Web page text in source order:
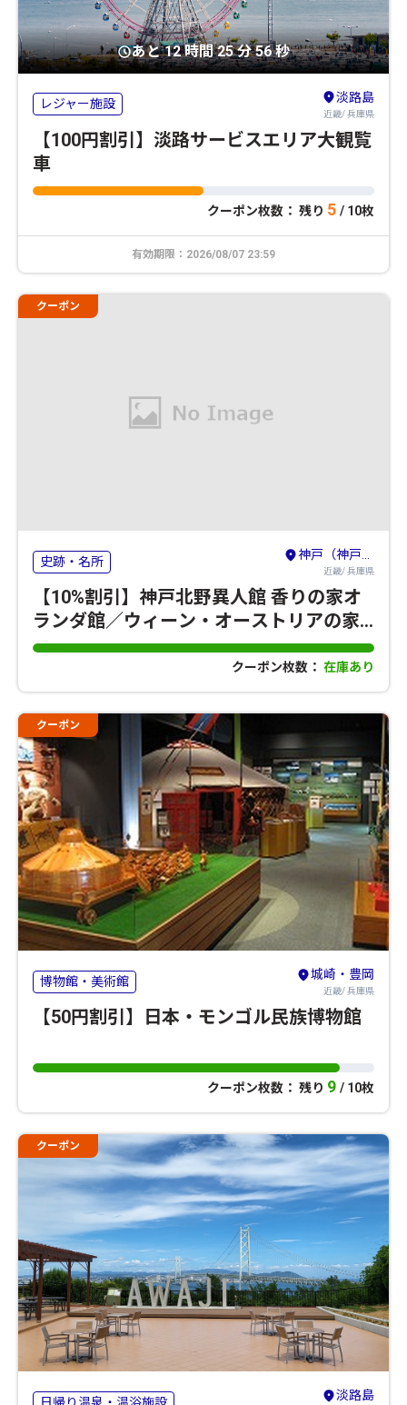
あと 12 時間 25 分 56 秒
レジャー施設 淡路島
近畿/ 兵庫県
【100円割引】淡路サービスエリア大観覧
車
クーポン枚数： 残り 5 / 10枚
有効期限：2026/08/07 23:59
クーポン
史跡・名所 神戸（神戸・有馬温泉・六甲山）
近畿/ 兵庫県
【10%割引】神戸北野異人館 香りの家オ
ランダ館／ウィーン・オーストリアの家
／デンマーク館
クーポン枚数： 在庫あり
クーポン
博物館・美術館 城崎・豊岡
近畿/ 兵庫県
【50円割引】日本・モンゴル民族博物館
クーポン枚数： 残り 9 / 10枚
クーポン
日帰り温泉・温浴施設 淡路島